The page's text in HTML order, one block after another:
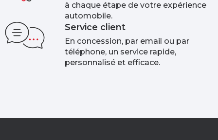
à chaque étape de votre expérience
automobile.
Service client
En concession, par email ou par
téléphone, un service rapide,
personnalisé et efficace.​